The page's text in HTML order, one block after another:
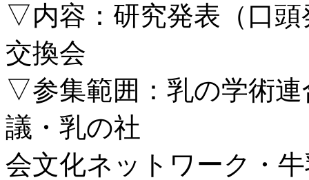
▽内容：研究発表（口
交換会
▽参集範囲：乳の学術
議・乳の社
会文化ネットワーク・